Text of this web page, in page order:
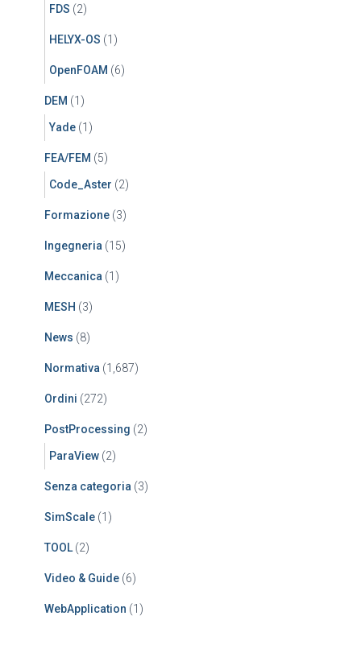
FDS (2)
HELYX-OS (1)
OpenFOAM (6)
DEM (1)
Yade (1)
FEA/FEM (5)
Code_Aster (2)
Formazione (3)
Ingegneria (15)
Meccanica (1)
MESH (3)
News (8)
Normativa (1,687)
Ordini (272)
PostProcessing (2)
ParaView (2)
Senza categoria (3)
SimScale (1)
TOOL (2)
Video & Guide (6)
WebApplication (1)